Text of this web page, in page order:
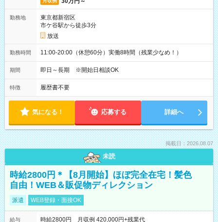
勤務地
東京都新宿区
市ケ谷駅から徒歩3分
放送
勤務時間 11:00-20:00（休憩60分）実働8時間（残業少なめ！）
期間 即日～長期 ※開始日相談OK
特徴 履歴書不要
気になる！ 応募する 詳細へ
掲載日：2026.08.07
未読
時給2800円＊【8月開始】ほぼ完全在宅！髪色
自由！WEB＆販促物ディレクション
派遣 WEB登録・面接OK
給与 時給2800円 月収例 420,000円+残業代